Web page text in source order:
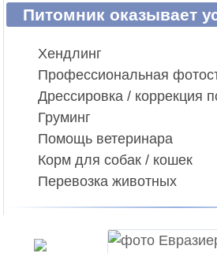
Питомник оказывает
Хендлинг
Профессиональная
Дрессировка / коррекция
Груминг
Помощь ветеринара
Корм для собак / кошек
Перевозка животных